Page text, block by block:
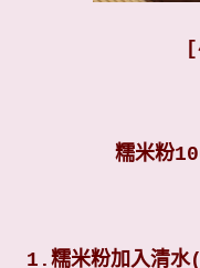
糯米粉
1.糯米粉加入清水